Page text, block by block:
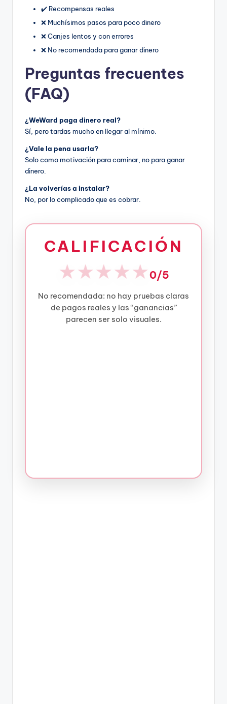
✔️ Recompensas reales
❌ Muchísimos pasos para poco dinero
❌ Canjes lentos y con errores
❌ No recomendada para ganar dinero
Preguntas frecuentes
(FAQ)
¿WeWard paga dinero real?
Sí, pero tardas mucho en llegar al mínimo.
¿Vale la pena usarla?
Solo como motivación para caminar, no para ganar
dinero.
¿La volverías a instalar?
No, por lo complicado que es cobrar.
CALIFICACIÓN
★★★★★0/5
No recomendada: no hay pruebas claras
de pagos reales y las “ganancias”
parecen ser solo visuales.